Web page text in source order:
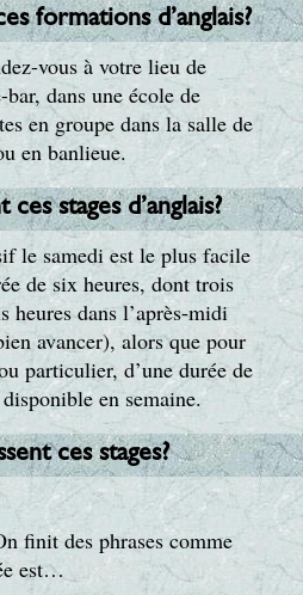
formations d’anglais?
vous à votre lieu de
dans une école de
en groupe dans la salle de
en banlieue.
stages d’anglais?
le samedi est le plus facile
de six heures, dont trois
heures dans l’après-midi
avancer), alors que pour
particulier, d’une durée de
en semaine.
ces stages?
finit des phrases comme
est…